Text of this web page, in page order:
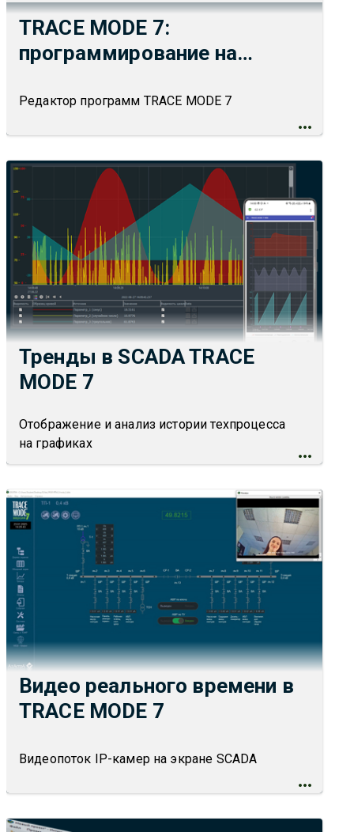
TRACE MODE 7:
программирование на
Редактор программ TRACE MODE 7
Тренды в SCADA TRACE
MODE 7
Отображение и анализ истории техпроцесса
на графиках
Видео реального времени в
TRACE MODE 7
Видеопоток IP-камер на экране SCADA